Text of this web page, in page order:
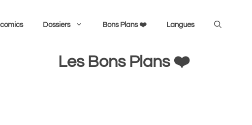
Dossiers Bons Plans ❤️ Langues
Les Bons Plans ❤️